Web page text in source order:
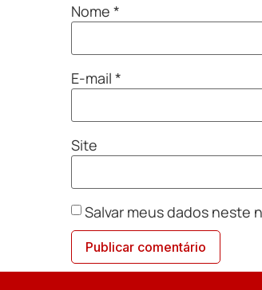
Nome *
E-mail *
Site
Salvar meus dados neste